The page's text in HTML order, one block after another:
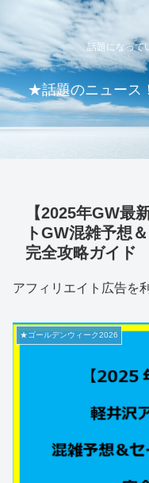
話題になって
★話題のニュース
【2025年GW最
トGW混雑予想
完全攻略ガイド
アフィリエイト広告を
★ゴールデンウィーク2026